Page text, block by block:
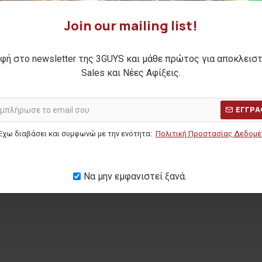
Join our mailing list!
στο newsletter της 3GUYS και μάθε πρώτος για
Sales και Νέες Αφίξεις.
διαβάσει και συμφωνώ με την ενότητα: Πολιτική Προστασίας
Να μην εμφανιστεί ξανά.
KLAUS
20,00€
Ανδρική φόρμα παντελόνι EDGAR
30,00€
(-33%)
ΚΑΛΥΤΕΡΗ ΤΙΜΗ 30 ΗΜΕΡΩΝ:
Ανδρική
ΑΡΧΙΚΗ
ΚΑΛΥΤΕΡΗ